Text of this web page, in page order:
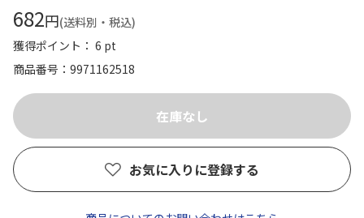
682円(送料別・税込)
獲得ポイント： 6 pt
商品番号
9971162518
お気に入りに登録する